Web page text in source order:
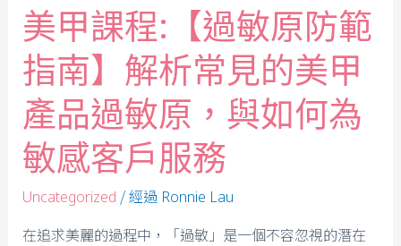
美甲課程:【過敏原防範
指南】解析常見的美甲
產品過敏原，與如何為
敏感客戶服務
Uncategorized / 經過 Ronnie Lau
在追求美麗的過程中，「過敏」是一個不容忽視的潛在